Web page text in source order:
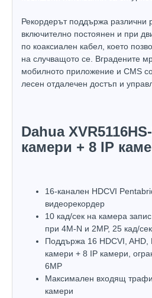
Рекордерът поддържа различни
включително постоянен и при
по коаксиален кабел, което
на случващото се. Вградените
мобилното приложение и CMS
лесен отдалечен достъп и
Dahua
камери + 8 IP
16-канален HDCVI
видеорекордер
10 кад/сек на камера
при 4M-N и 2MP, 25 кад/
Поддържа 16 HDCVI, AHD,
камери + 8 IP камери,
6МP
Максимален входящ
камери